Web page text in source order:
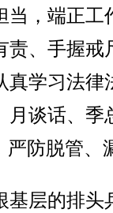
，端正工
责、手握戒
真学习法律
月谈话、季
严防脱管、
层的排头